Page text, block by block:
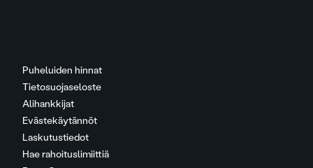
Puheluiden hinnat
Tietosuojaseloste
Alihankkijat
Evästekäytännöt
Laskutustiedot
Hae rahoituslimiittiä